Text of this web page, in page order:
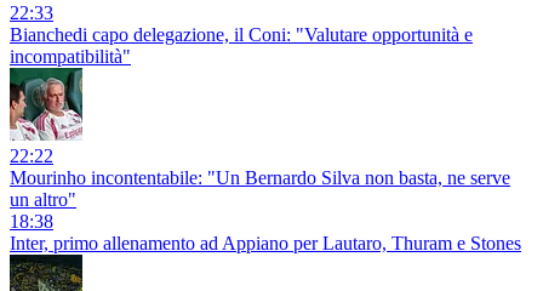
22:33
Bianchedi capo delegazione, il Coni: "Valutare opportunità e
incompatibilità"
22:22
Mourinho incontentabile: "Un Bernardo Silva non basta, ne serve
un altro"
18:38
Inter, primo allenamento ad Appiano per Lautaro, Thuram e Stones